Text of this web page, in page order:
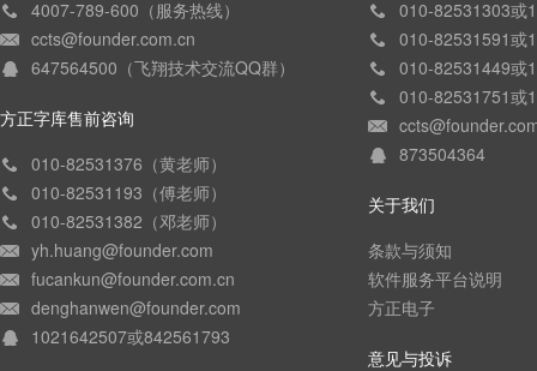
4007-789-600（服务热线）
ccts@founder.com.cn
647564500（飞翔技术交流QQ群）
方正字库售前咨询
010-82531376（黄老师）
010-82531193（傅老师）
010-82531382（邓老师）
yh.huang@founder.com
fucankun@founder.com.cn
denghanwen@founder.com
1021642507或842561793
010-82531303或
010-82531591或
010-82531449或
010-82531751或
873504364
关于我们
条款与须知
软件服务平台说明
方正电子
意见与投诉